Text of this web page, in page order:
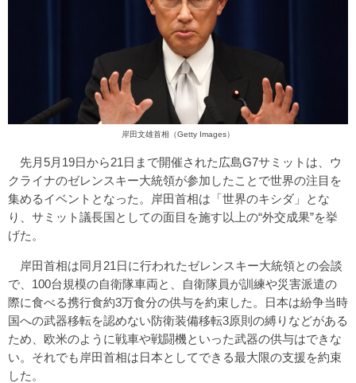
岸田文雄首相（Getty Images）
先月5月19日から21日まで開催された広島G7サミットは、ウ
クライナのゼレンスキー大統領が参加したことで世界の注目を
集めるイベントとなった。岸田首相は「世界のキシダ」とな
り、サミット議長国としての面目を施す以上の“外交成果”を挙
げた。
岸田首相は同月21日に行われたゼレンスキー大統領との会談
で、100台規模の自衛隊車両と、自衛隊員が訓練や災害派遣の
際に食べる携行食約3万食分の供与を約束した。日本は紛争当時
国への武器移転を認めない防衛装備移転3原則の縛りなどがある
ため、欧米のように戦車や戦闘機といった武器の供与はできな
い。それでも岸田首相は日本としてできる最大限の支援を約束
した。